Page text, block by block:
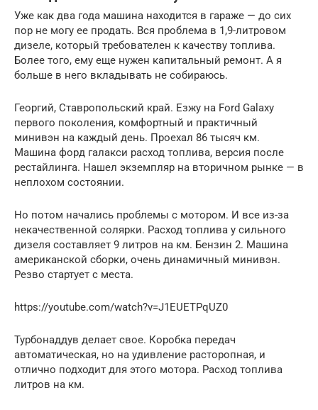
Уже как два года машина находится в гараже — до сих
пор не могу ее продать. Вся проблема в 1,9-литровом
дизеле, который требователен к качеству топлива.
Более того, ему еще нужен капитальный ремонт. А я
больше в него вкладывать не собираюсь.
Георгий, Ставропольский край. Езжу на Ford Galaxy
первого поколения, комфортный и практичный
минивэн на каждый день. Проехал 86 тысяч км.
Машина форд галакси расход топлива, версия после
рестайлинга. Нашел экземпляр на вторичном рынке — в
неплохом состоянии.
Но потом начались проблемы с мотором. И все из-за
некачественной солярки. Расход топлива у сильного
дизеля составляет 9 литров на км. Бензин 2. Машина
американской сборки, очень динамичный минивэн.
Резво стартует с места.
https://youtube.com/watch?v=J1EUETPqUZ0
Турбонаддув делает свое. Коробка передач
автоматическая, но на удивление расторопная, и
отлично подходит для этого мотора. Расход топлива
литров на км.